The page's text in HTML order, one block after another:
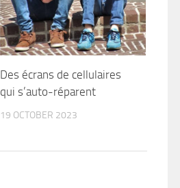
Des écrans de cellulaires
qui s’auto-réparent
19 OCTOBER 2023